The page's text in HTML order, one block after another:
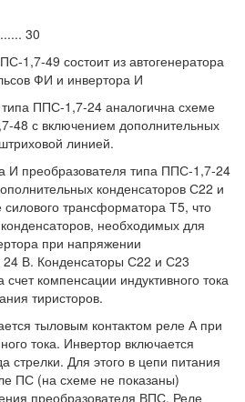
30
1,7-49 состоит из автогенератора
ФИ и инвертора И
ППС-1,7-24 аналогична схеме
48 с включением дополнительных
линией.
И преобразователя типа ППС-1,7-24
конденсаторов С22 и
трансформатора Т5, что
необходимых для
при напряжении
24 В. Конденсаторы С22 и С23
компенсации индуктивного тока
тиристоров.
тыловым контактом реле А при
тока. Инвертор включается
стрелки. Для этого в цепи питания
ПС (на схеме не показаны)
преобразователя ВПС. Реле